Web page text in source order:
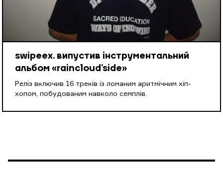
swipeex. випустив інструментальний
альбом «raincloud’side»
Реліз включив 16 треків із ломаним аритмічним хіп-
хопом, побудованим навколо семплів.